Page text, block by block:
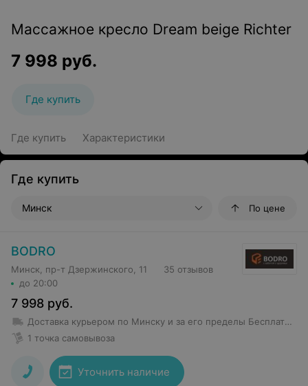
Массажное кресло Dream beige Richter
7 998 руб.
Где купить
Где купить Характеристики
Где купить
Минск По цене
BODRO
Минск, пр-т Дзержинского, 11
до 20:00
35 отзывов
7 998 руб.
Доставка курьером по Минску и за его пределы Бесплатная доставка от 100 руб.
1 точка самовывоза
Уточнить наличие